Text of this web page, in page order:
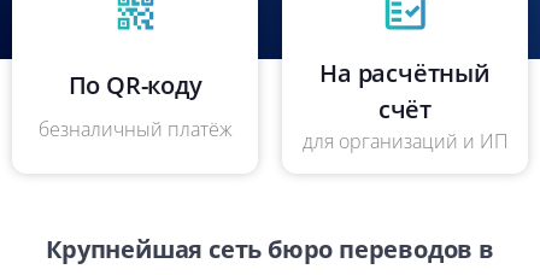
По QR-коду
безналичный платёж
На расчётный
счёт
для организаций и ИП
Крупнейшая сеть бюро переводов в